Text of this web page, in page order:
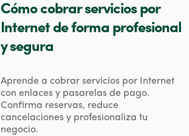
Cómo cobrar servicios por
Internet de forma profesional
y segura
Aprende a cobrar servicios por Internet
con enlaces y pasarelas de pago.
Confirma reservas, reduce
cancelaciones y profesionaliza tu
negocio.